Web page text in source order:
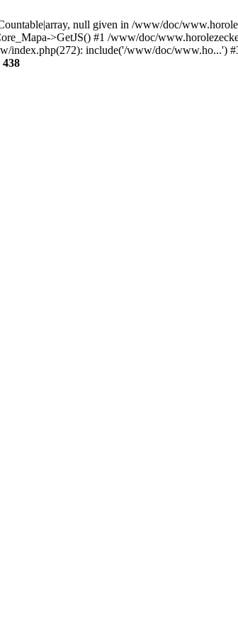
null given in /www/doc/
>GetJS() #1 /www/doc/
index.php(272): include('/www/doc/www.ho...')
438